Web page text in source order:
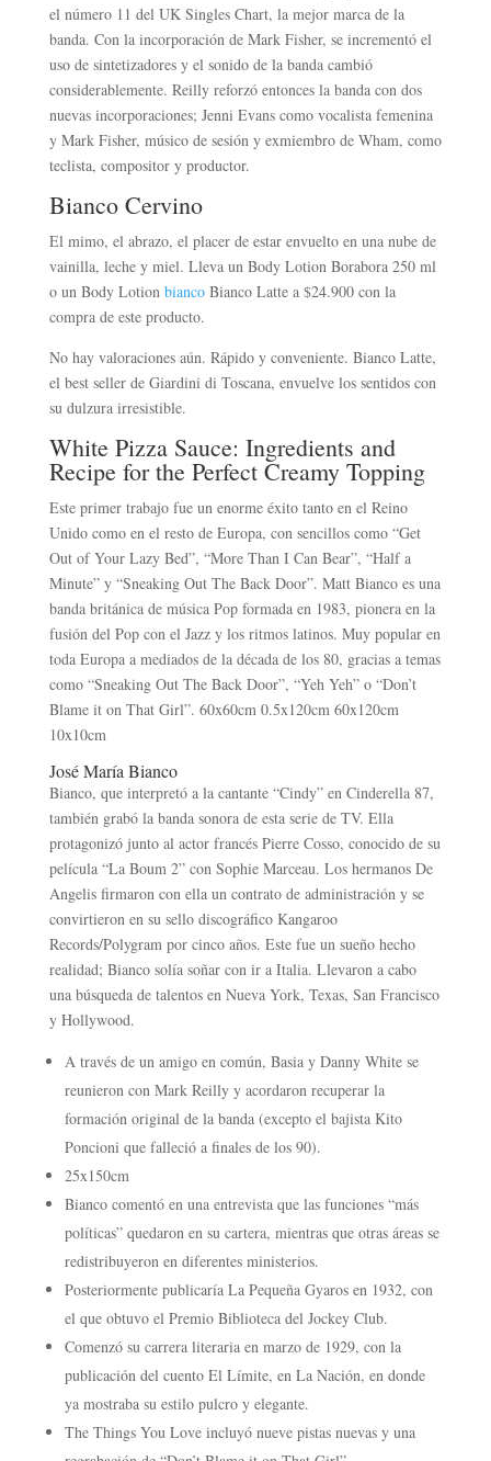
el número 11 del UK Singles Chart, la mejor marca de la
banda. Con la incorporación de Mark Fisher, se incrementó el
uso de sintetizadores y el sonido de la banda cambió
considerablemente. Reilly reforzó entonces la banda con dos
nuevas incorporaciones; Jenni Evans como vocalista femenina
y Mark Fisher, músico de sesión y exmiembro de Wham, como
teclista, compositor y productor.
Bianco Cervino
El mimo, el abrazo, el placer de estar envuelto en una nube de
vainilla, leche y miel. Lleva un Body Lotion Borabora 250 ml
o un Body Lotion biancoBianco Latte a $24.900 con la
compra de este producto.
No hay valoraciones aún. Rápido y conveniente. Bianco Latte,
el best seller de Giardini di Toscana, envuelve los sentidos con
su dulzura irresistible.
White Pizza Sauce: Ingredients and
Recipe for the Perfect Creamy Topping
Este primer trabajo fue un enorme éxito tanto en el Reino
Unido como en el resto de Europa, con sencillos como “Get
Out of Your Lazy Bed”, “More Than I Can Bear”, “Half a
Minute” y “Sneaking Out The Back Door”. Matt Bianco es una
banda británica de música Pop formada en 1983, pionera en la
fusión del Pop con el Jazz y los ritmos latinos.​ Muy popular en
toda Europa a mediados de la década de los 80,​ gracias a temas
como “Sneaking Out The Back Door”, “Yeh Yeh” o “Don’t
Blame it on That Girl”. 60x60cm 0.5x120cm 60x120cm
10x10cm
José María Bianco
Bianco, que interpretó a la cantante “Cindy” en Cinderella 87,
también grabó la banda sonora de esta serie de TV. Ella
protagonizó junto al actor francés Pierre Cosso, conocido de su
película “La Boum 2” con Sophie Marceau. Los hermanos De
Angelis firmaron con ella un contrato de administración y se
convirtieron en su sello discográfico Kangaroo
Records/Polygram por cinco años. Este fue un sueño hecho
realidad; Bianco solía soñar con ir a Italia. Llevaron a cabo
una búsqueda de talentos en Nueva York, Texas, San Francisco
y Hollywood.
A través de un amigo en común, Basia y Danny White se
reunieron con Mark Reilly y acordaron recuperar la
formación original de la banda (excepto el bajista Kito
Poncioni que falleció a finales de los 90).
25x150cm
Bianco comentó en una entrevista que las funciones “más
políticas” quedaron en su cartera, mientras que otras áreas se
redistribuyeron en diferentes ministerios.​
Posteriormente publicaría La Pequeña Gyaros en 1932, con
el que obtuvo el Premio Biblioteca del Jockey Club.
Comenzó su carrera literaria en marzo de 1929, con la
publicación del cuento El Límite, en La Nación, en donde
ya mostraba su estilo pulcro y elegante.
The Things You Love incluyó nueve pistas nuevas y una